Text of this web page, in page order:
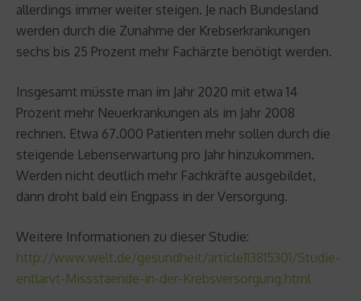
allerdings immer weiter steigen. Je nach Bundesland
werden durch die Zunahme der Krebserkrankungen
sechs bis 25 Prozent mehr Fachärzte benötigt werden.
Insgesamt müsste man im Jahr 2020 mit etwa 14
Prozent mehr Neuerkrankungen als im Jahr 2008
rechnen. Etwa 67.000 Patienten mehr sollen durch die
steigende Lebenserwartung pro Jahr hinzukommen.
Werden nicht deutlich mehr Fachkräfte ausgebildet,
dann droht bald ein Engpass in der Versorgung.
Weitere Informationen zu dieser Studie:
http://www.welt.de/gesundheit/article113815301/Studie-
entlarvt-Missstaende-in-der-Krebsversorgung.html